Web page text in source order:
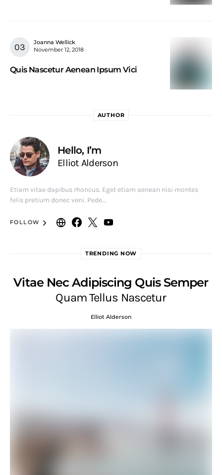
Joanna Wellick
November 12, 2018
Quis Nascetur Aenean Ipsum Vici
AUTHOR
Hello, I’m
Elliot Alderson
Etiam vitae dapibus rhoncus. Eget etiam aenean nisi montes
felis pretium donec veni. Pede…
FOLLOW
TRENDING NOW
Vitae Nec Adipiscing Quis Semper
Quam Tellus Nascetur
Elliot Alderson